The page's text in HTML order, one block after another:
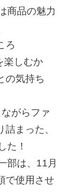
商品の魅力
ろ
楽しむか
の気持ち
がらファ
まった、
た！
部は、11月
で使用させ